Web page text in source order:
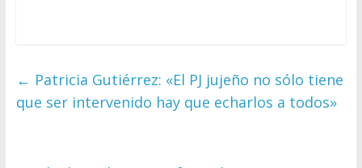
← Patricia Gutiérrez: «El PJ jujeño no sólo tiene
que ser intervenido hay que echarlos a todos»